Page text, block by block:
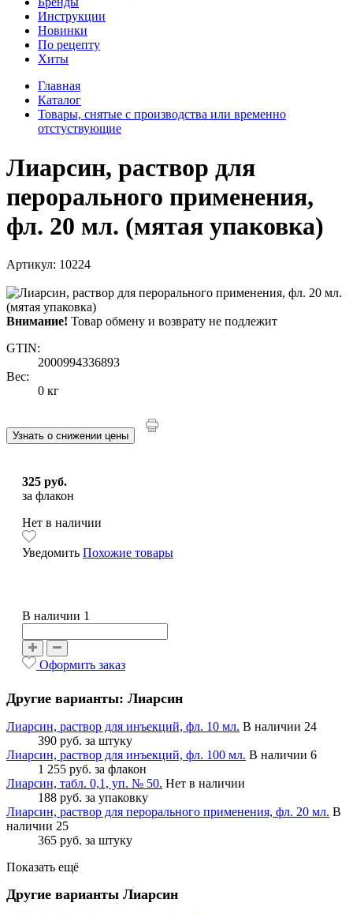
Инструкции
Новинки
По рецепту
Хиты
Главная
Каталог
Товары, снятые с производства или временно
отстуствующие
Лиарсин, раствор для
перорального применения,
фл. 20 мл. (мятая упаковка)
Артикул: 10224
Внимание! Товар обмену и возврату не подлежит
GTIN:
2000994336893
Вес:
0 кг
Узнать о снижении цены
325 руб.
за флакон
Нет в наличии
Уведомить Похожие товары
В наличии 1
Оформить заказ
Другие варианты: Лиарсин
Лиарсин, раствор для инъекций, фл. 10 мл. В наличии 24
390 руб. за штуку
Лиарсин, раствор для инъекций, фл. 100 мл. В наличии 6
1 255 руб. за флакон
Лиарсин, табл. 0,1, уп. № 50. Нет в наличии
188 руб. за упаковку
Лиарсин, раствор для перорального применения, фл. 20 мл. В
наличии 25
365 руб. за штуку
Показать ещё
Другие варианты Лиарсин